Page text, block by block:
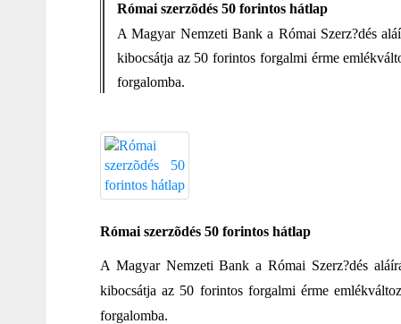
Római szerzõdés 50 forintos hátlap
A Magyar Nemzeti Bank a Római Szerz?dés
kibocsátja az 50 forintos forgalmi érme
forgalomba.
Római szerzõdés 50 forintos hátlap
A Magyar Nemzeti Bank a Római Szerz?dés
kibocsátja az 50 forintos forgalmi érme
forgalomba.